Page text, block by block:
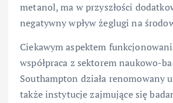
metanol, ma w przyszłości
negatywny wpływ żeglugi na
Ciekawym aspektem
współpraca z sektorem naukowo-
Southampton działa renomowany
także instytucje zajmujące się